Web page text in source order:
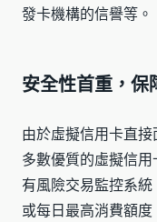
發卡機構的信譽等。
安全性首重，保
由於虛擬信用卡直
多數優質的虛擬信
有風險交易監控系
或每日最高消費額